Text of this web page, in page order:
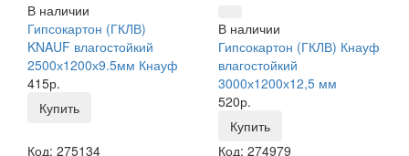
В наличии
Гипсокартон (ГКЛВ)
KNAUF влагостойкий
2500х1200х9.5мм Кнауф
415р.
Купить
В наличии
Гипсокартон (ГКЛВ) Кнауф
влагостойкий
3000х1200х12,5 мм
520р.
Купить
Код: 275134
Код: 274979